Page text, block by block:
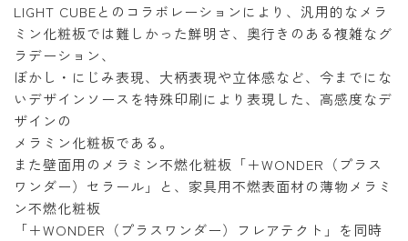
LIGHT CUBEとのコラボレーションにより、汎用的なメラ
ミン化粧板では難しかった鮮明さ、奥行きのある複雑なグ
ラデーション、
ぼかし・にじみ表現、大柄表現や立体感など、今までにな
いデザインソースを特殊印刷により表現した、高感度なデ
ザインの
メラミン化粧板である。
また壁面用のメラミン不燃化粧板「＋WONDER（プラス
ワンダー）セラール」と、家具用不燃表面材の薄物メラミ
ン不燃化粧板
「＋WONDER（プラスワンダー）フレアテクト」を同時